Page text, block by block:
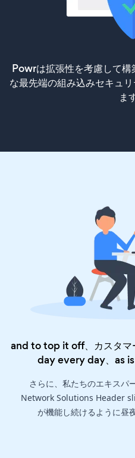
Powrは拡張性を考慮して
な最先端の組み込みセキュ
ま
and to top it off、カスタマ
day every day、as
さらに、私たちのエキスパ
Network Solutions Header
が機能し続けるように昼